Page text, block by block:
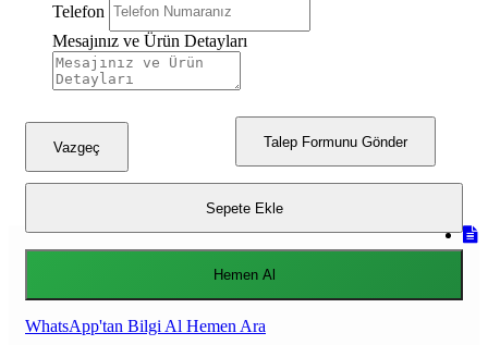
Telefon
Mesajınız ve Ürün Detayları
Talep Formunu Gönder
Vazgeç
Sepete Ekle
Hemen Al
WhatsApp'tan Bilgi Al Hemen Ara